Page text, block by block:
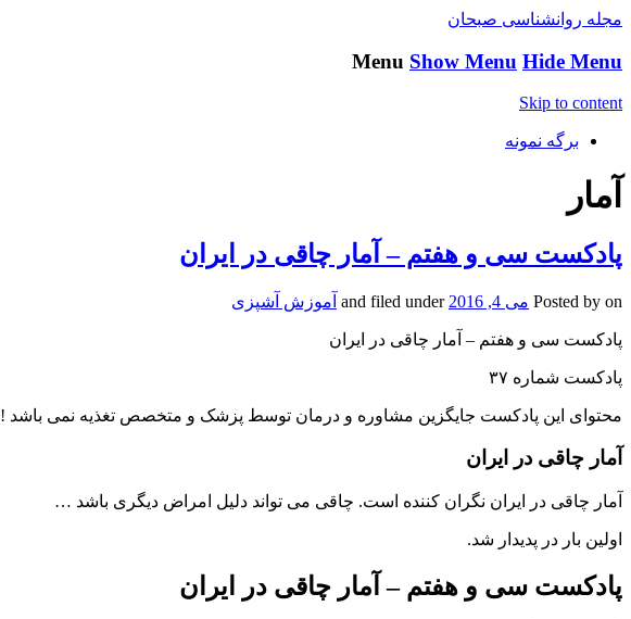
مجله روانشناسی صبحان
Menu Show Menu Hide Menu
Skip to content
برگه نمونه
آمار
پادکست سی و هفتم – آمار چاقی در ایران
Posted by on می 4, 2016 and filed under آموزش آشپزی
پادکست سی و هفتم – آمار چاقی در ایران
پادکست شماره ۳۷
محتوای این پادکست جایگزین مشاوره و درمان توسط پزشک و متخصص تغذیه نمی باشد !
آمار چاقی در ایران
آمار چاقی در ایران نگران کننده است. چاقی می تواند دلیل امراض دیگری باشد …
اولین بار در پدیدار شد.
پادکست سی و هفتم – آمار چاقی در ایران